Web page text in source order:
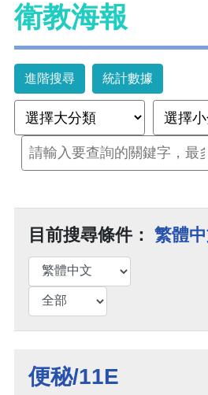
衛教海報
進階搜尋 統計數據
目前搜尋條件： 繁體
便秘/11E